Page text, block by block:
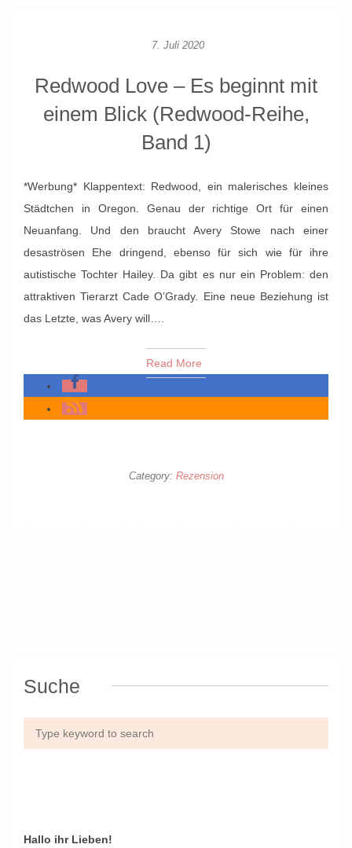
7. Juli 2020
Redwood Love – Es beginnt mit
einem Blick (Redwood-Reihe,
Band 1)
*Werbung* Klappentext: Redwood, ein malerisches kleines
Städtchen in Oregon. Genau der richtige Ort für einen
Neuanfang. Und den braucht Avery Stowe nach einer
desaströsen Ehe dringend, ebenso für sich wie für ihre
autistische Tochter Hailey. Da gibt es nur ein Problem: den
attraktiven Tierarzt Cade O’Grady. Eine neue Beziehung ist
das Letzte, was Avery will….
Read More
Category: Rezension
Suche
Hallo ihr Lieben!